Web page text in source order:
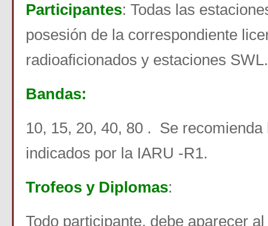
Participantes: Todas las
posesión de la correspondiente
radioaficionados y estaciones SWL.
Bandas:
10, 15, 20, 40, 80 . Se recomienda
indicados por la IARU -R1.
Trofeos y Diplomas:
Todo participante, debe aparecer